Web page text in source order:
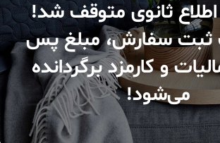
ثانوی متوقف شد!
ثبت سفارش، مبلغ پس
و کارمزد برگردانده
می‌شود!